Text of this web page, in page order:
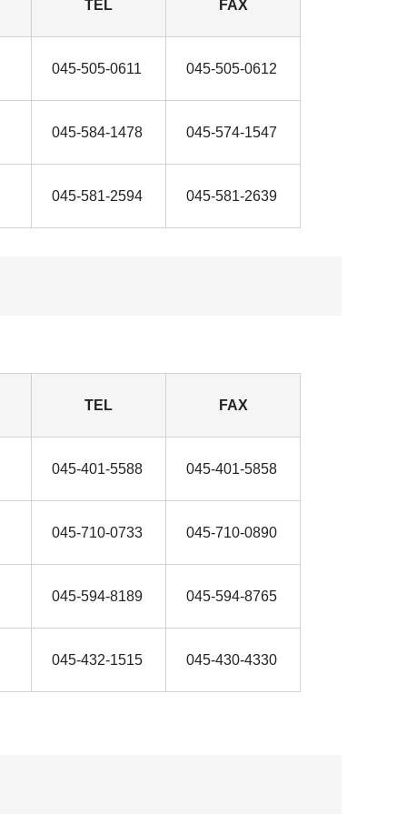
TEL FAX
045-505-0611 045-505-0612
045-584-1478 045-574-1547
045-581-2594 045-581-2639
TEL FAX
045-401-5588 045-401-5858
045-710-0733 045-710-0890
045-594-8189 045-594-8765
045-432-1515 045-430-4330